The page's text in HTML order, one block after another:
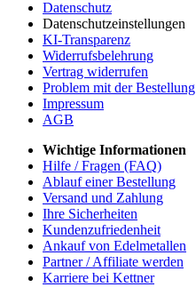
Datenschutz
Datenschutzeinstellungen
KI-Transparenz
Widerrufsbelehrung
Vertrag widerrufen
Problem mit der Bestellung
Impressum
AGB
Wichtige Informationen
Hilfe / Fragen (FAQ)
Ablauf einer Bestellung
Versand und Zahlung
Ihre Sicherheiten
Kundenzufriedenheit
Ankauf von Edelmetallen
Partner / Affiliate werden
Karriere bei Kettner